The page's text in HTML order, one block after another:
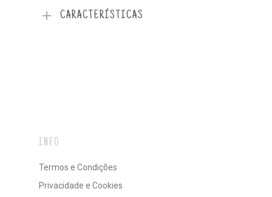
CARACTERÍSTICAS
INFO
Termos e Condições
Privacidade e Cookies